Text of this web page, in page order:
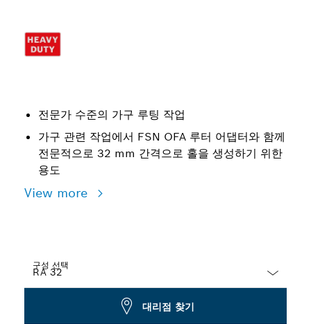
전문가 수준의 가구 루팅 작업
가구 관련 작업에서 FSN OFA 루터 어댑터와 함께
전문적으로 32 mm 간격으로 홀을 생성하기 위한
용도
View more
구성 선택
대리점 찾기